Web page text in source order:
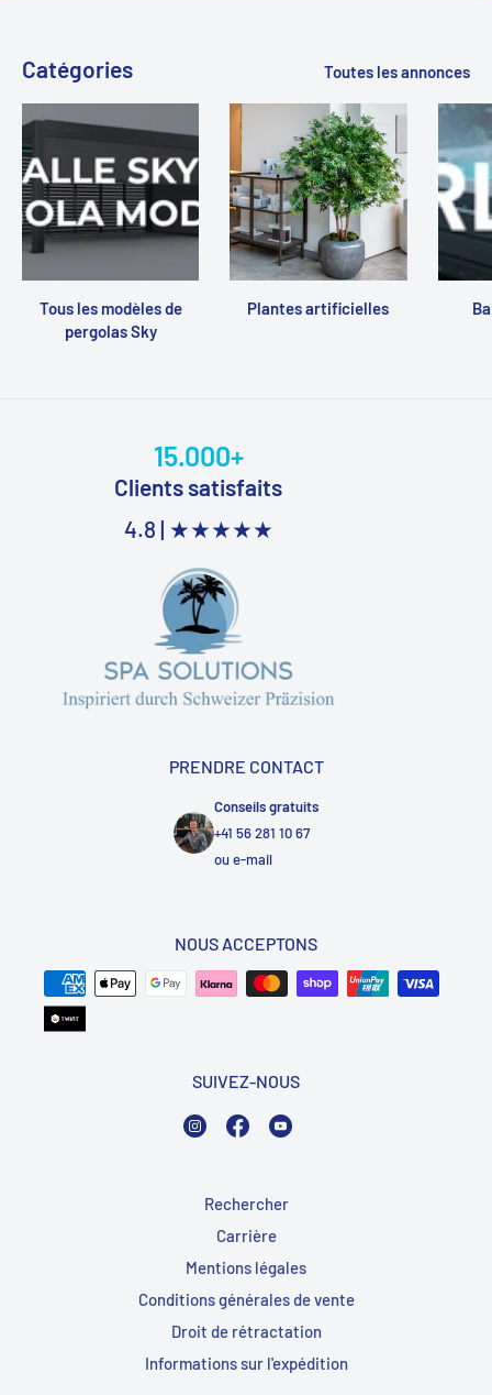
Catégories Toutes les annonces
Tous les modèles de
pergolas Sky
Plantes artificielles
15.000+
Clients satisfaits
4.8 | ★★★★★
PRENDRE CONTACT
Conseils gratuits
+41 56 281 10 67
oue-mail
NOUS ACCEPTONS
SUIVEZ-NOUS
InstagramFacebook
Rechercher
Carrière
Mentions légales
Conditions générales de vente
Droit de rétractation
Informations sur l'expédition